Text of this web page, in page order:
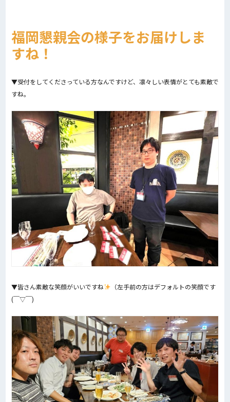
福岡懇親会の様子をお届けしま
すね！
▼受付をしてくださっている方なんですけど、凛々しい表情がとても素敵で
すね。
▼皆さん素敵な笑顔がいいですね
（左手前の方はデフォルトの笑顔です
(￣▽￣)